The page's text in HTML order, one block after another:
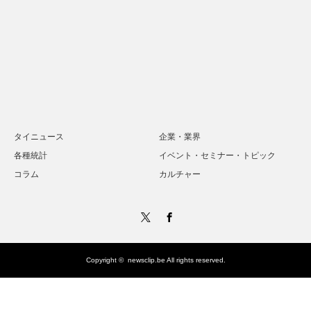
タイニュース
企業・業界
各種統計
イベント・セミナー・トピック
コラム
カルチャー
Copyright © newsclip.be All rights reserved.